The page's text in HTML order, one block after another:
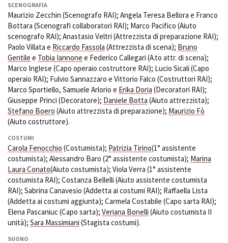
Contatti
Privacy
Cookie policy
Whistleblowing
Credits
SCENOGRAFIA
Maurizio Zecchin (Scenografo RAI); Angela Teresa Bellora e Franco
Bottara (Scenografi collaboratori RAI); Marco Pacifico (Aiuto
scenografo RAI); Anastasio Veltri (Attrezzista di preparazione RAI);
Paolo Villata e Riccardo Fassola (Attrezzista di scena); Bruno
Gentile e Tobia Iannone e Federico Callegari (A.to attr. di scena);
Marco Inglese (Capo operaio costruttore RAI); Lucio Sicali (Capo
operaio RAI); Fulvio Sannazzaro e Vittorio Falco (Costruttori RAI);
Marco Sportiello, Samuele Arlorio e Erika Doria (Decoratori RAI);
Giuseppe Princi (Decoratore); Daniele Botta (Aiuto attrezzista);
Stefano Boero (Aiuto attrezzista di preparazione); Maurizio Fò
(Aiuto costruttore).
COSTUMI
Carola Fenocchio (Costumista); Patrizia Tirino(1° assistente
costumista); Alessandro Baro (2° assistente costumista); Marina
Laura Conato(Aiuto costumista); Viola Verra (1° assistente
costumista RAI); Costanza Bellelli (Aiuto assistente costumista
RAI); Sabrina Canavesio (Addetta ai costumi RAI); Raffaella Lista
(Addetta ai costumi aggiunta); Carmela Costabile (Capo sarta RAI);
Elena Pascaniuc (Capo sarta); Veriana Bonelli (Aiuto costumista II
unità); Sara Massimiani (Stagista costumi).
SUONO